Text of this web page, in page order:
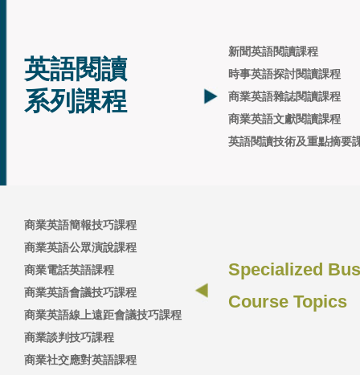
英語閱讀
系列課程
新聞英語閱讀課程
時事英語探討閱讀課程
商業英語雜誌閱讀課程
商業英語文獻閱讀課程
英語閱讀技術及重點摘要
Specialized
Course Topics
商業英語簡報技巧課程
商業英語公眾演說課程
商業電話英語課程
商業英語會議技巧課程
商業英語線上遠距會議技巧課程
商業談判技巧課程
商業社交應對英語課程